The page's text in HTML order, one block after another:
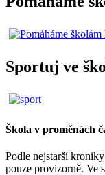
Sportuj ve
Škola v proměnách
Podle nejstarší
pouze provizorně. Ve